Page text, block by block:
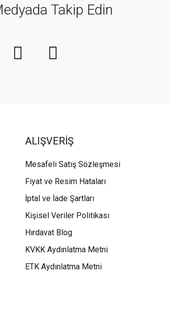
Takip Edin
ALIŞVERİŞ
Mesafeli Satış Sözleşmesi
Fiyat ve Resim Hataları
İptal ve İade Şartları
Kişisel Veriler Politikası
Hırdavat Blog
KVKK Aydınlatma Metni
ETK Aydınlatma Metni